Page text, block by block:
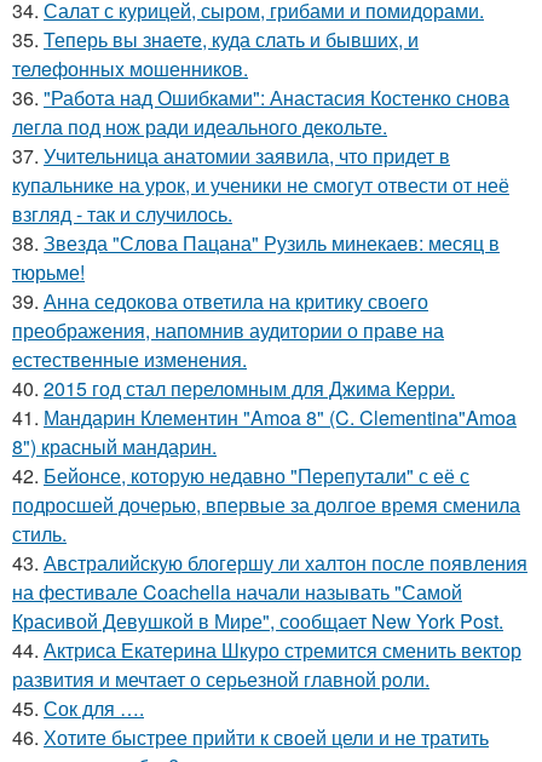
34. Салат с курицей, сыром, грибами и помидорами.
35. Теперь вы знaетe, куда слать и бывших, и
телeфонныx мошенников.
36. "Работа над Ошибками": Анастасия Костенко снова
легла под нож ради идеального декольте.
37. Учительница анатомии заявила, что придет в
купальнике на урок, и ученики не смогут отвести от неё
взгляд - так и случилось.
38. Звезда "Слова Пацана" Рузиль минекаев: месяц в
тюрьме!
39. Анна седокова ответила на критику своего
преображения, напомнив аудитории о праве на
естественные изменения.
40. 2015 год стал переломным для Джима Керри.
41. Мандарин Клементин "Amoa 8" (C. Clementina"Amoa
8") красный мандарин.
42. Бейонсе, которую недавно "Перепутали" с её с
подросшей дочерью, впервые за долгое время сменила
стиль.
43. Австралийскую блогершу ли халтон после появления
на фестивале Coachella начали называть "Самой
Красивой Девушкой в Мире", сообщает New York Post.
44. Актриса Екатерина Шкуро стремится сменить вектор
развития и мечтает о серьезной главной роли.
45. Сок для ….
46. Хотите быстрее прийти к своей цели и не тратить